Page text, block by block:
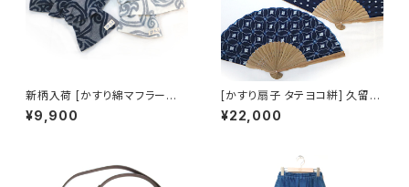
新柄入荷 [かすり綿マフラー※
片側の輪に通すタイプ] 唐草文
様 全2色 久留米絣×天然藍染ガ
¥9,900
[かすり扇子 タテヨコ絣] 久留米
絣 藍染手織り 全3柄 池田絣工
房 ※桐箱入り可(別途200円)
¥22,000